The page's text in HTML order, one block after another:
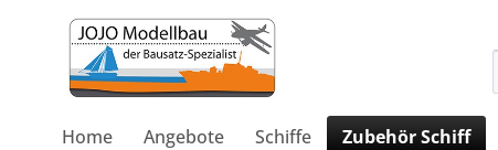
Home Angebote Schiffe Zubehör Schiff